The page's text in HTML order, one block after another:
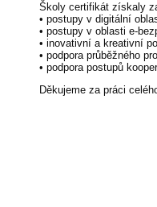
Školy certifikát získaly
• postupy v digitální
• postupy v oblasti e-
• inovativní a kreativní
• podpora průběžného
• podpora postupů
Děkujeme za práci